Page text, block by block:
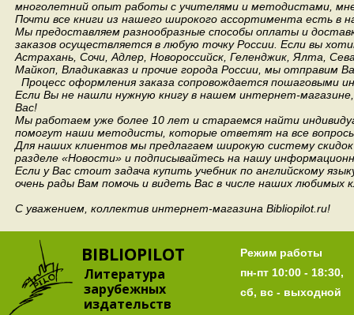
многолетний опыт работы с учителями и методистами,
Почти все книги из нашего широкого ассортимента есть в
Мы предоставляем разнообразные способы оплаты и
заказов осуществляется в любую точку России. Если вы
Астрахань, Сочи, Адлер, Новороссийск, Геленджик, Ялта,
Майкоп, Владикавказ и прочие города России, мы отправим
Процесс оформления заказа сопровождается пошаговыми
Если Вы не нашли нужную книгу в нашем интернет-
Вас!
Мы работаем уже более 10 лет и стараемся найти
помогут наши методисты, которые ответят на все
Для наших клиентов мы предлагаем широкую систему
разделе «Новости» и подписывайтесь на нашу
Если у Вас стоит задача купить учебник по английскому
очень рады Вам помочь и видеть Вас в числе наших любимых
С уважением, коллектив интернет-магазина Bibliopilot.ru!
BIBLIOPILOT
Литература
зарубежных
издательств
Режим работы
пн-пт 10:00 - 18:30,
сб, вс - выходной